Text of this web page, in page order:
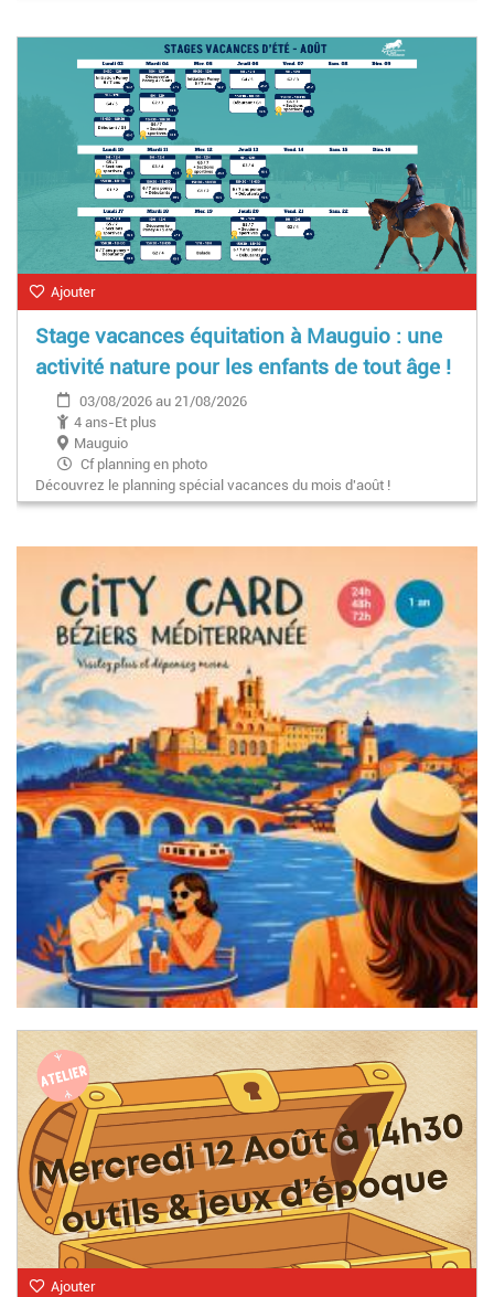
Ajouter
Stage vacances équitation à Mauguio : une
activité nature pour les enfants de tout âge !
03/08/2026 au 21/08/2026
4 ans-Et plus
Mauguio
Cf planning en photo
Découvrez le planning spécial vacances du mois d'août !
Ajouter